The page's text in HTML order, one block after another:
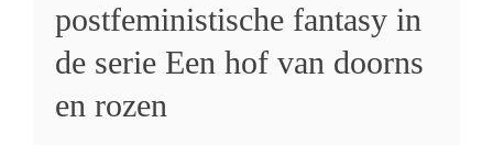
postfeministische fantasy in
de serie Een hof van doorns
en rozen